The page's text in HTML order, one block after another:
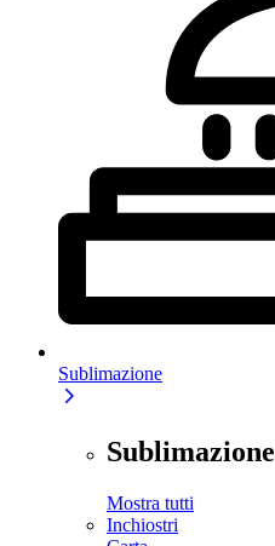
Sublimazione
Sublimazione
Mostra tutti
Inchiostri